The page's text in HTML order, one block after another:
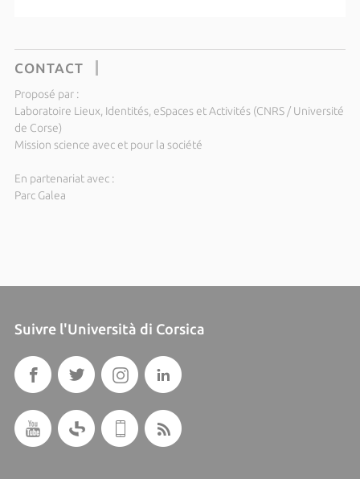
CONTACT
Proposé par :
Laboratoire Lieux, Identités, eSpaces et Activités (CNRS / Université
de Corse)
Mission science avec et pour la société
En partenariat avec :
Parc Galea
Suivre l'Università di Corsica